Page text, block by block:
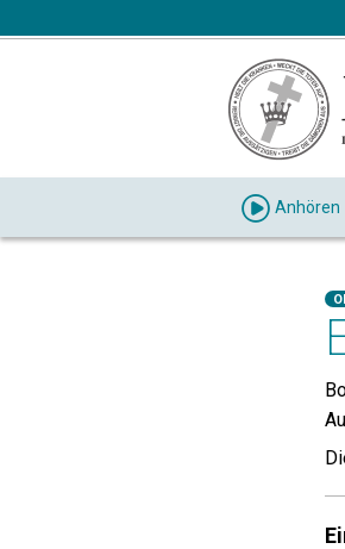
Anhören